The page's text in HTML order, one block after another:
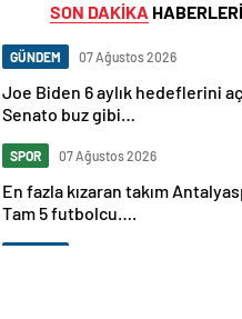
SON DAKİKA HABERLERİ
GÜNDEM 07 Ağustos 2026
Joe Biden 6 aylık hedeflerini
Senato buz gibi…
SPOR 07 Ağustos 2026
En fazla kızaran takım
Tam 5 futbolcu….